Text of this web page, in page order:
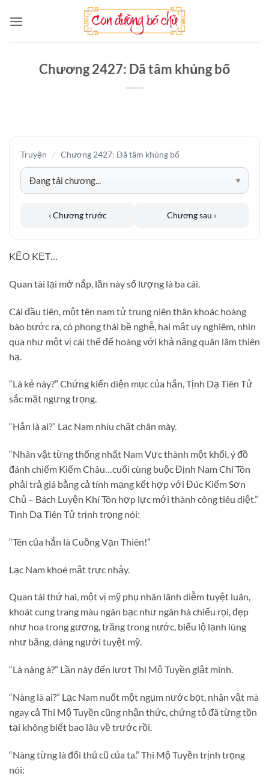
qua
Chương 2427: Dã tâm khủng bố
Truyện / Chương 2427: Dã tâm khủng bố
‹ Chương trước Chương sau ›
KẼO KẸT…
Quan tài lại mở nắp, lần này số lượng là ba cái.
Cái đầu tiên, một tên nam tử trung niên thân khoác hoàng
bào bước ra, có phong thái bề nghễ, hai mắt uy nghiêm, nhìn
qua như một vị cái thế đế hoàng với khả năng quân lâm thiên
hạ.
“Là kẻ này?” Chứng kiến diện mục của hắn, Tịnh Dạ Tiên Tử
sắc mặt ngưng trọng.
“Hắn là ai?” Lạc Nam nhíu chặt chân mày.
“Nhân vật từng thống nhất Nam Vực thành một khối, ý đồ
đánh chiếm Kiếm Châu…cuối cùng buộc Định Nam Chí Tôn
phải trả giá bằng cả tính mạng kết hợp với Đúc Kiếm Sơn
Chủ – Bách Luyện Khí Tôn hợp lực mới thành công tiêu diệt.”
Tịnh Dạ Tiên Tử trịnh trọng nói:
“Tên của hắn là Cuồng Vạn Thiên!”
Lạc Nam khoé mắt trực nhảy.
Quan tài thứ hai, một vị mỹ phụ nhân lãnh diễm tuyệt luân,
khoát cung trang màu ngân bạc như ngân hà chiếu rọi, đẹp
như hoa trong gương, trăng trong nước, biểu lộ lạnh lùng
như băng, dáng người tuyệt mỹ.
“Là nàng à?” Lần này đến lượt Thi Mộ Tuyền giật mình.
“Nàng là ai?” Lạc Nam nuốt một ngụm nước bọt, nhân vật mà
ngay cả Thi Mộ Tuyền cũng nhận thức, chứng tỏ đã từng tồn
tại không biết bao lâu về trước rồi.
“Nàng từng là đối thủ cũ của ta.” Thi Mộ Tuyền trịnh trọng
nói: